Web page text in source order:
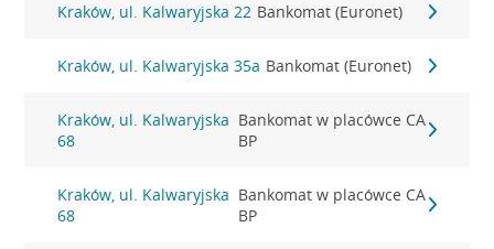
Kraków, ul. Kalwaryjska 22 Bankomat (Euronet)
Kraków, ul. Kalwaryjska 35a Bankomat (Euronet)
Kraków, ul. Kalwaryjska
68
Bankomat w placówce CA
BP
Kraków, ul. Kalwaryjska
68
Bankomat w placówce CA
BP